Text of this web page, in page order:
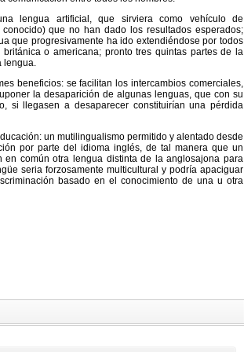
lengua artificial, que sirviera como vehículo de
que no han dado los resultados esperados;
que progresivamente ha ido extendiéndose por todos
o americana; pronto tres quintas partes de la
lengua.
beneficios: se facilitan los intercambios comerciales,
la desaparición de algunas lenguas, que con su
si llegasen a desaparecer constituirían una pérdida
un mutilingualismo permitido y alentado desde
por parte del idioma inglés, de tal manera que un
en común otra lengua distinta de la anglosajona para
seria forzosamente multicultural y podría apaciguar
basado en el conocimiento de una u otra